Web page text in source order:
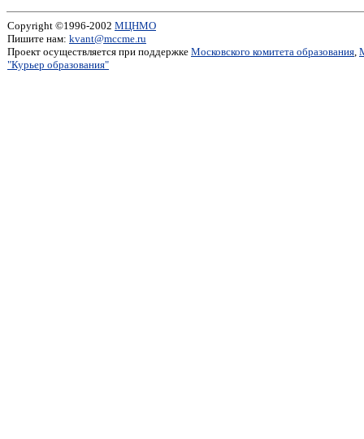
Copyright ©1996-2002 МЦНМО
Пишите нам: kvant@mccme.ru
Проект осуществляется при поддержке Московского комитета образования,
"Курьер образования"